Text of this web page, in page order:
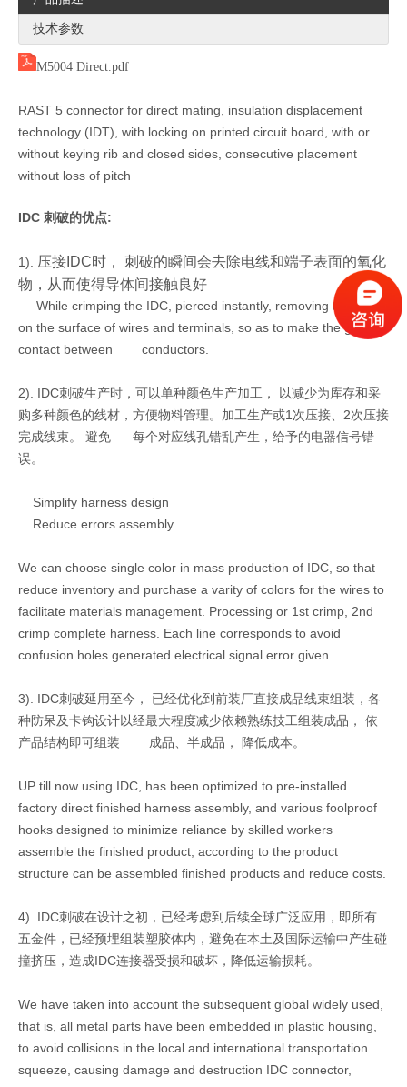
RAST 5.0mm胶壳 M25001-1-W RAST 5.0mm胶壳 M5014-1-W
母压接端子 T5014 母压接端子 T8800PS-2-K
RAST 5.0mm母端 T9408BS-2
技术参数
M5004 Direct.pdf
RAST 5 connector for direct mating, insulation displacement
technology (IDT), with locking on printed circuit board, with or
without keying rib and closed sides, consecutive placement
without loss of pitch
IDC 刺破的优点:
1). 压接IDC时， 刺破的瞬间会去除电线和端子表面的氧化
物，从而使得导体间接触良好
While crimping the IDC, pierced instantly, removing the oxide
on the surface of wires and terminals, so as to make the good
contact between conductors.
2). IDC刺破生产时，可以单种颜色生产加工， 以减少为库存和采
购多种颜色的线材，方便物料管理。加工生产或1次压接、2次压接
完成线束。 避免 每个对应线孔错乱产生，给予的电器信号错
误。
Simplify harness design
Reduce errors assembly
We can choose single color in mass production of IDC, so that
reduce inventory and purchase a varity of colors for the wires to
facilitate materials management. Processing or 1st crimp, 2nd
crimp complete harness. Each line corresponds to avoid
confusion holes generated electrical signal error given.
3). IDC刺破延用至今， 已经优化到前装厂直接成品线束组装，各
种防呆及卡钩设计以经最大程度减少依赖熟练技工组装成品， 依
产品结构即可组装 成品、半成品， 降低成本。
UP till now using IDC, has been optimized to pre-installed
factory direct finished harness assembly, and various foolproof
hooks designed to minimize reliance by skilled workers
assemble the finished product, according to the product
structure can be assembled finished products and reduce costs.
4). IDC刺破在设计之初，已经考虑到后续全球广泛应用，即所有
五金件，已经预埋组装塑胶体内，避免在本土及国际运输中产生碰
撞挤压，造成IDC连接器受损和破坏，降低运输损耗。
We have taken into account the subsequent global widely used,
that is, all metal parts have been embedded in plastic housing,
to avoid collisions in the local and international transportation
squeeze, causing damage and destruction IDC connector,